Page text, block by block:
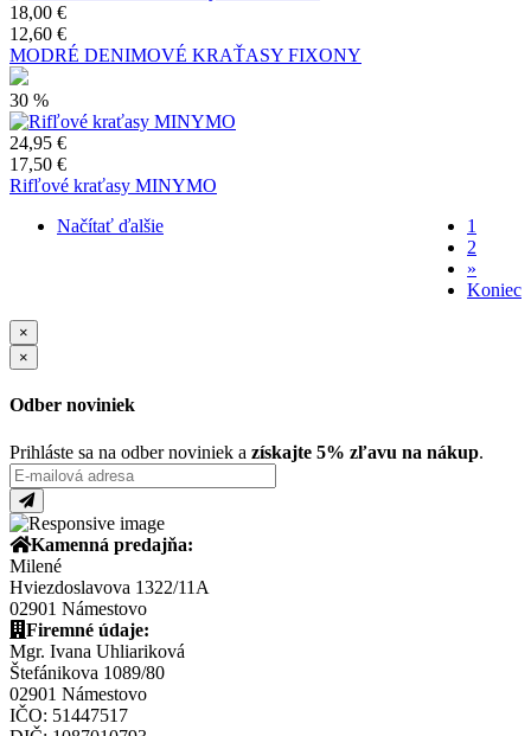
18,00 €
12,60 €
MODRÉ DENIMOVÉ KRAŤASY FIXONY
30 %
24,95 €
17,50 €
Rifľové kraťasy MINYMO
Pagination
stránka
1
Stránka
2
Ďalšia
strana
»
Koniec
Načítať ďalšie
×
×
Odber noviniek
Prihláste sa na odber noviniek a získajte 5% zľavu na nákup.
Kamenná predajňa:
Milené
Hviezdoslavova 1322/11A
02901 Námestovo
Firemné údaje:
Mgr. Ivana Uhliariková
Štefánikova 1089/80
02901 Námestovo
IČO: 51447517